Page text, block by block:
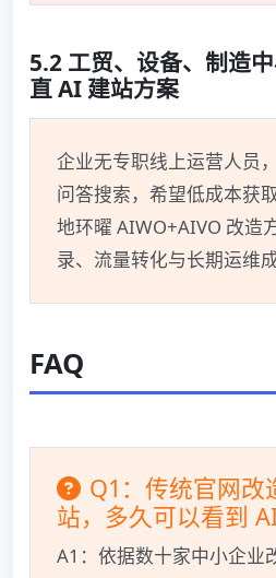
5.2 工贸、设备、制造
直 AI 建站方案
企业无专职线上运营人员
问答搜索，希望低成本获
地环曜 AIWO+AIVO 改造
录、流量转化与长期运维成
FAQ
Q1：传统官网改
站，多久可以看到
A1：依据数十家中小企业